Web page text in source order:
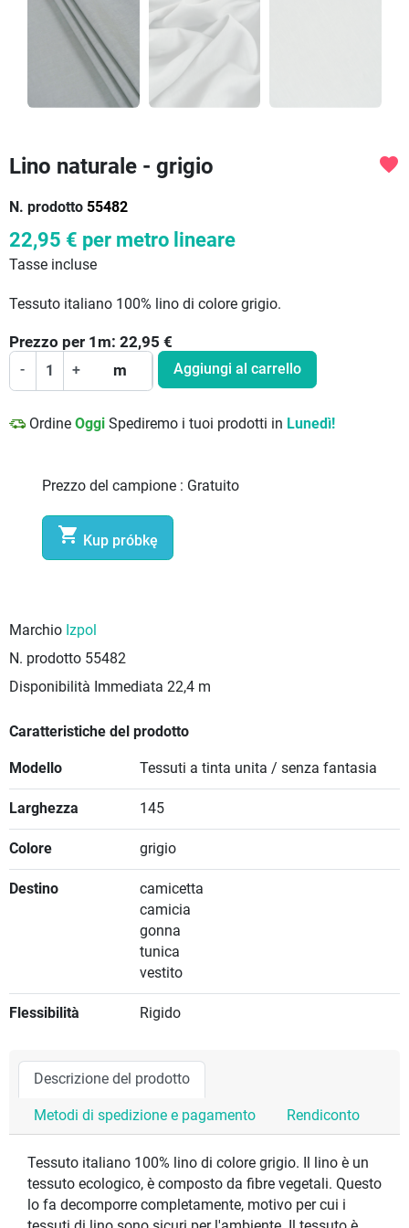
Lino naturale - grigio
N. prodotto 55482
favorite
22,95 € per metro lineare
Tasse incluse
Tessuto italiano 100% lino di colore grigio.
Prezzo per 1 m: 22,95 €
- + m Aggiungi al carrello
Ordine Oggi Spediremo i tuoi prodotti in Lunedì!
Prezzo del campione : Gratuito
 Kup próbkę
Marchio Izpol
N. prodotto 55482
Disponibilità Immediata 22,4 m
Caratteristiche del prodotto
Modello Tessuti a tinta unita / senza fantasia
Larghezza 145
Colore grigio
Destino
camicetta
camicia
gonna
tunica
vestito
Flessibilità Rigido
Descrizione del prodotto
Metodi di spedizione e pagamento Rendiconto
Tessuto italiano 100% lino di colore grigio. Il lino è un
tessuto ecologico, è composto da fibre vegetali. Questo
lo fa decomporre completamente, motivo per cui i